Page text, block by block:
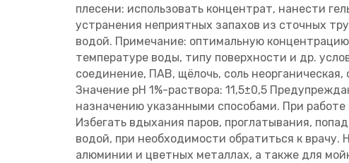
плесени: использовать концентрат, нанести
устранения неприятных запахов из сточных
водой. Примечание: оптимальную
температуре воды, типу поверхности и др.
соединение, ПАВ, щёлочь, соль
Значение pH 1%-раствора: 11,5±0,5
назначению указанными способами. При
Избегать вдыхания паров, проглатывания,
водой, при необходимости обратиться к
алюминии и цветных металлах, а также для